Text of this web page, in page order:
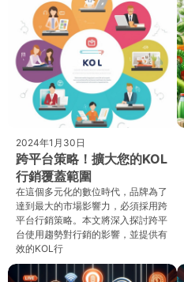
2024年1月30日
跨平台策略！擴大您的KOL
行銷覆蓋範圍
在這個多元化的數位時代，品牌為了
達到最大的市場影響力，必須採用跨
平台行銷策略。本文將深入探討跨平
台使用趨勢對行銷的影響，並提供有
效的KOL行